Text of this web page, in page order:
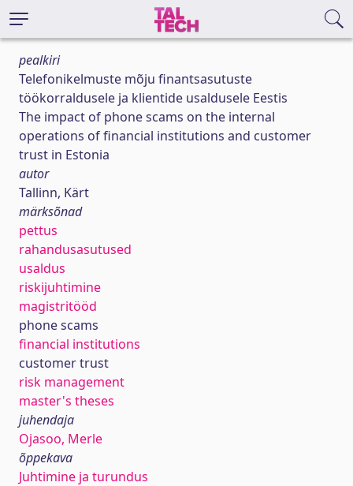
pealkiri
Telefonikelmuste mõju finantsasutuste
töökorraldusele ja klientide usaldusele Eestis
The impact of phone scams on the internal
operations of financial institutions and customer
trust in Estonia
autor
Tallinn, Kärt
märksõnad
pettus
rahandusasutused
usaldus
riskijuhtimine
magistritööd
phone scams
financial institutions
customer trust
risk management
master's theses
juhendaja
Ojasoo, Merle
õppekava
Juhtimine ja turundus